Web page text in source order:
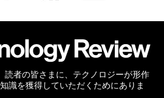
読者の皆さまに、テクノロジーが形作
識を獲得していただくためにありま